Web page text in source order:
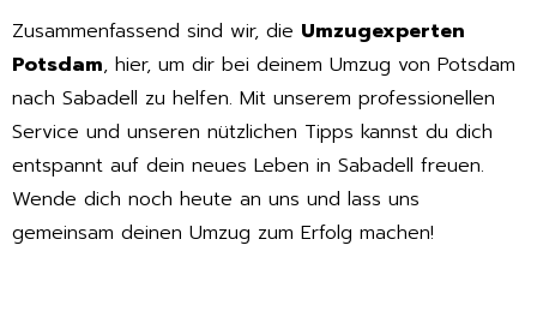
Zusammenfassend sind wir, die Umzugexperten
Potsdam, hier, um dir bei deinem Umzug von Potsdam
nach Sabadell zu helfen. Mit unserem professionellen
Service und unseren nützlichen Tipps kannst du dich
entspannt auf dein neues Leben in Sabadell freuen.
Wende dich noch heute an uns und lass uns
gemeinsam deinen Umzug zum Erfolg machen!